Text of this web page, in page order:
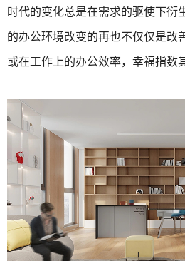
时代的变化总是在需求的驱使下衍
的办公环境改变的再也不仅仅是改
或在工作上的办公效率，幸福指数